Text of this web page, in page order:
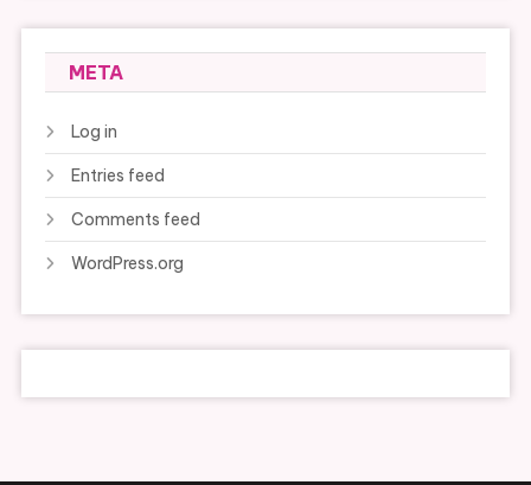
META
Log in
Entries feed
Comments feed
WordPress.org